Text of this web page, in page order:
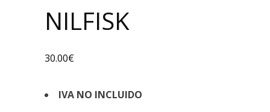
NILFISK
30.00€
IVA NO INCLUIDO